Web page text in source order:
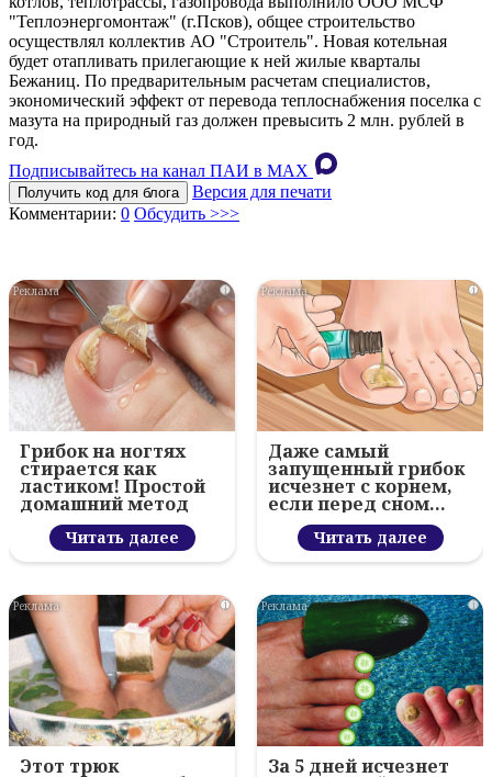
"Теплоэнергомонтаж" (г.Псков), общее строительство
осуществлял коллектив АО "Строитель". Новая котельная
будет отапливать прилегающие к ней жилые кварталы
Бежаниц. По предварительным расчетам специалистов,
экономический эффект от перевода теплоснабжения поселка с
мазута на природный газ должен превысить 2 млн. рублей в
год.
Подписывайтесь на канал ПАИ в MAХ
Получить код для блога
Версия для печати
Комментарии: 0 Обсудить >>>
i
Грибок на ногтях
стирается как
ластиком! Простой
домашний метод
Читать далее
i
Даже самый
запущенный грибок
исчезнет с корнем,
если перед сном…
Читать далее
i
Этот трюк
i
За 5 дней исчезнет